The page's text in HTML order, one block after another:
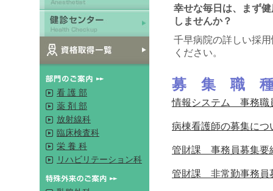
看 護 部
薬 剤 部
放射線科
臨床検査科
栄 養 科
リハビリテーション科
幸せな毎日は、まず
しませんか？
千早病院の詳しい採
ください。
募 集 職
情報システム 事務職
病棟看護師の募集につ
管財課 事務員募集要
管財課 非常勤事務員